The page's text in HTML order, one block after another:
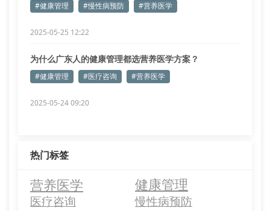
#健康管理 #慢性病预防 #营养医学
2025-05-25 12:22
为什么广东人的健康管理都选营养医学方案？
#健康管理 #医疗咨询 #营养医学
2025-05-24 09:20
热门标签
营养医学 健康管理
医疗咨询 慢性病预防